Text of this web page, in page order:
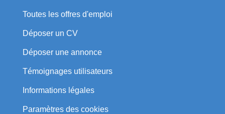
Toutes les offres d'emploi
Déposer un CV
Déposer une annonce
Témoignages utilisateurs
Informations légales
Paramètres des cookies